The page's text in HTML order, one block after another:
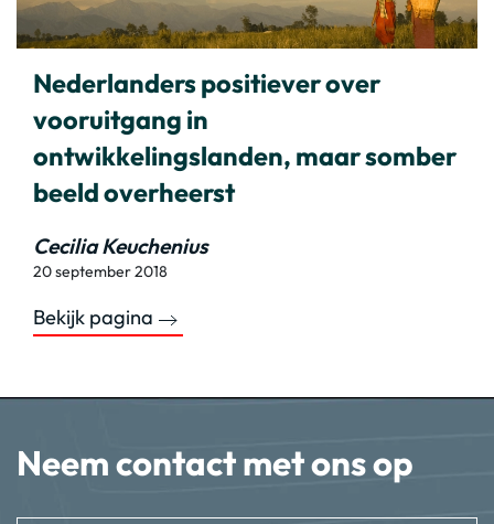
Nederlanders positiever over
vooruitgang in
ontwikkelingslanden, maar somber
beeld overheerst
Cecilia Keuchenius
20 september 2018
Bekijk pagina
Neem contact met ons op